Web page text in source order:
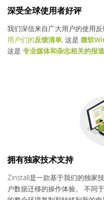
深受全球使用者好评
我们深信来自广大用户的使用
用户们的反馈清单, 这是 微软
这是 专业媒体和杂志相关的报
拥有独家技术支持
Zinstall是一款基于我们的独家
户数据迁移的操作体验。 不同